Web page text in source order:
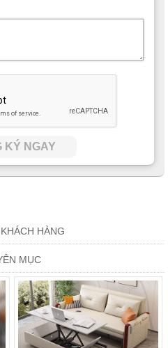
thư giãn cho bạn, nó như một
dậy.
KÝ NGAY
HÀNG
MỤC